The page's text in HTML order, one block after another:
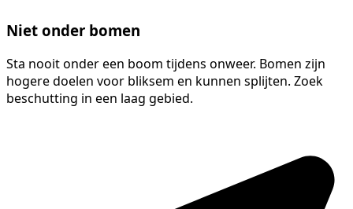
Niet onder bomen
Sta nooit onder een boom tijdens onweer. Bomen zijn
hogere doelen voor bliksem en kunnen splijten. Zoek
beschutting in een laag gebied.